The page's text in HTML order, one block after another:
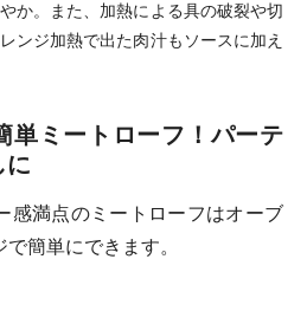
か。また、加熱による具の破裂や切
ンジ加熱で出た肉汁もソースに加え
単ミートローフ！パーテ
に
感満点のミートローフはオーブ
簡単にできます。